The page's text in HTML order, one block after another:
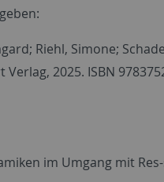
Riehl, Simone;
2025. ISBN
im Umgang mit Res-